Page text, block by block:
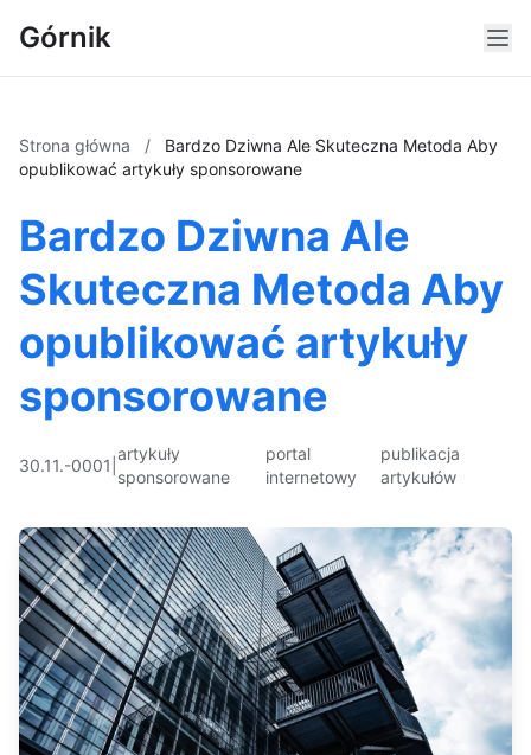
Górnik
Strona główna /
Bardzo Dziwna Ale Skuteczna Metoda Aby
opublikować artykuły sponsorowane
Bardzo Dziwna Ale
Skuteczna Metoda Aby
opublikować artykuły
sponsorowane
30.11.-0001
artykuły
sponsorowane
portal
internetowy
publikacja
artykułów